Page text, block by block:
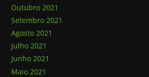
Outubro 2021
Setembro 2021
Agosto 2021
Julho 2021
Junho 2021
Maio 2021